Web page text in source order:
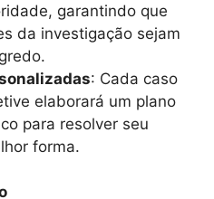
garantindo que
da investigação sejam
: Cada caso
elaborará um plano
para resolver seu
forma.